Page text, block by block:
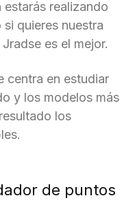
realizando
quieres nuestra
es el mejor.
centra en estudiar
y los modelos más
los
de puntos